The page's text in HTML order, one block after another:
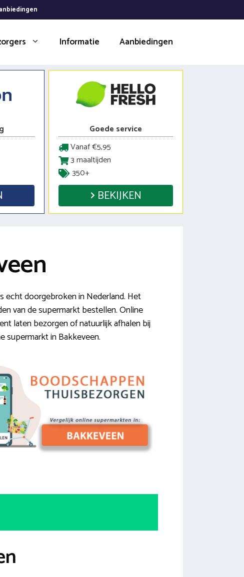
Informatie Aanbiedingen
Goede service
Vanaf €5,95
3 maaltijden
350+
BEKIJKEN
echt doorgebroken in Nederland. Het
van de supermarkt bestellen. Online
laten bezorgen of natuurlijk afhalen bij
supermarkt in Bakkeveen.